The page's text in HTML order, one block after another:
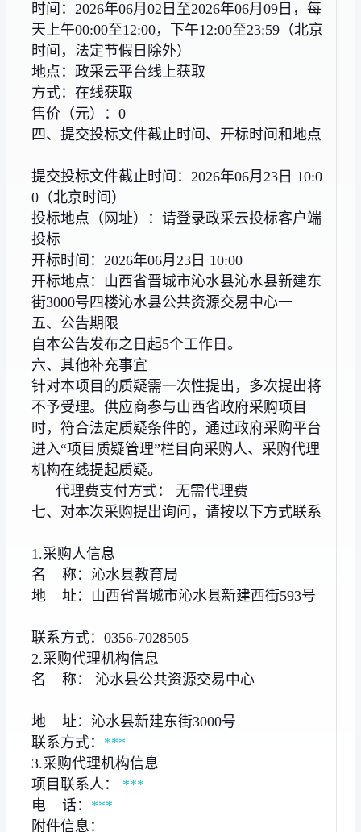
时间：2026年06月02日至2026年06月09日，每
天上午00:00至12:00，下午12:00至23:59（北京
时间，法定节假日除外）
地点：政采云平台线上获取
方式：在线获取
售价（元）：0
四、提交投标文件截止时间、开标时间和地点
提交投标文件截止时间：2026年06月23日 10:0
0（北京时间）
投标地点（网址）：请登录政采云投标客户端
投标
开标时间：2026年06月23日 10:00
开标地点：山西省晋城市沁水县沁水县新建东
街3000号四楼沁水县公共资源交易中心一
五、公告期限
自本公告发布之日起5个工作日。
六、其他补充事宜
针对本项目的质疑需一次性提出，多次提出将
不予受理。供应商参与山西省政府采购项目
时，符合法定质疑条件的，通过政府采购平台
进入“项目质疑管理”栏目向采购人、采购代理
机构在线提起质疑。
代理费支付方式： 无需代理费
七、对本次采购提出询问，请按以下方式联系
1.采购人信息
名 称：沁水县教育局
地 址：山西省晋城市沁水县新建西街593号
联系方式：0356-7028505
2.采购代理机构信息
名 称： 沁水县公共资源交易中心
地 址：沁水县新建东街3000号
联系方式： ***
3.采购代理机构信息
项目联系人： ***
电 话： ***
附件信息：